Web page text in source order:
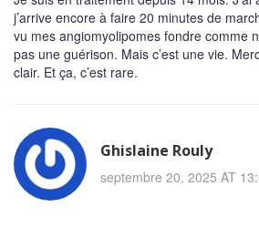
j’arrive encore à faire 20 minutes de
vu mes angiomyolipomes fondre comme
pas une guérison. Mais c’est une vie.
clair. Et ça, c’est rare.
Ghislaine Rouly
septembre 20, 2025 AT